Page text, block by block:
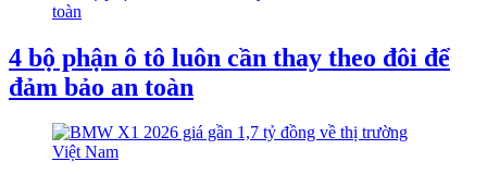
4 bộ phận ô tô luôn cần thay theo đôi để
đảm bảo an toàn